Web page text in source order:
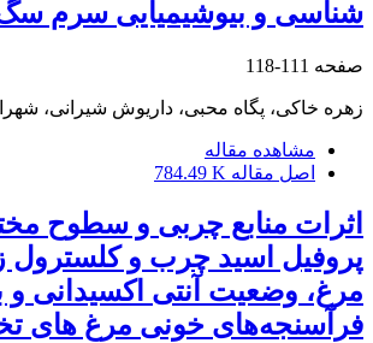
شناسی و بیوشیمیایی سرم
صفحه 111-118
زهره خاکی، پگاه محبی، داریوش شیرانی،
مشاهده مقاله
اصل مقاله 784.49 K
اثرات منابع چربی و سطوح
پروفیل اسید چرب و کلسترول
مرغ، وضعیت آنتی اکسیدانی
فرآسنجه‌های خونی مرغ های